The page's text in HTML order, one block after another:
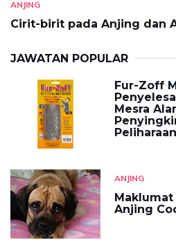
ANJING
Cirit-birit pada Anjing dan
JAWATAN POPULAR
Fur-Zoff
Mesra
ANJING
Maklumat
Anjing